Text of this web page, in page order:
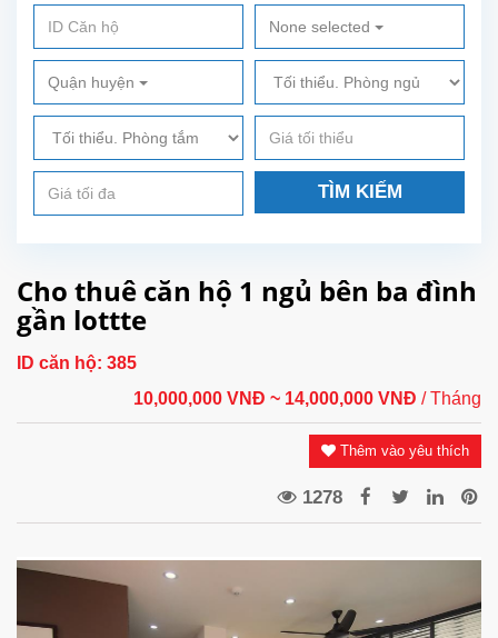
None selected
Quận huyện
TÌM KIẾM
Cho thuê căn hộ 1 ngủ bên ba đình
gần lottte
ID căn hộ: 385
10,000,000 VNĐ ~ 14,000,000 VNĐ / Tháng
Thêm vào yêu thích
1278